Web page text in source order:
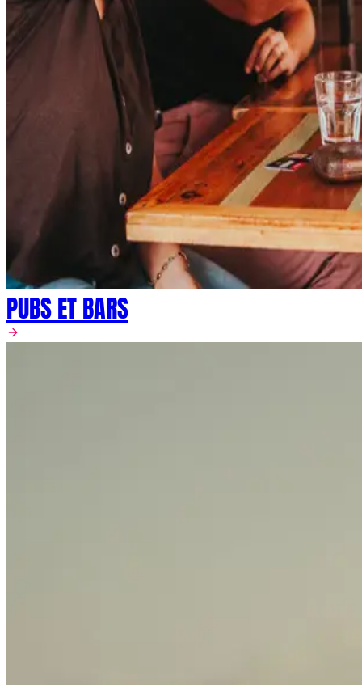
PUBS ET BARS